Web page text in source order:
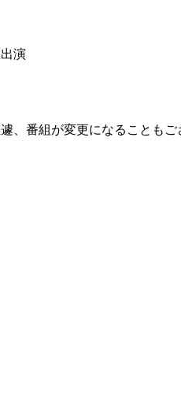
演
、番組が変更になることもご